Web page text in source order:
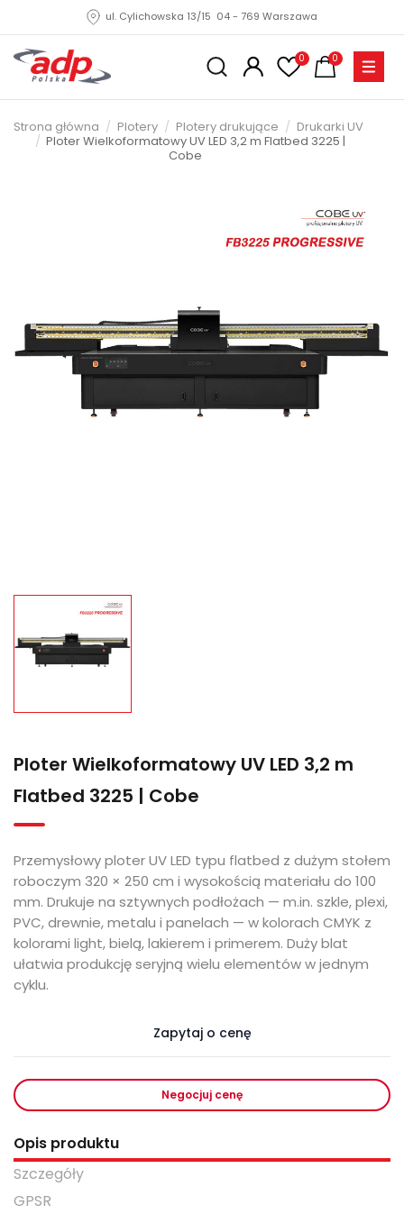
ul. Cylichowska 13/15 04 - 769 Warszawa
0 0
Strona główna Plotery Plotery drukujące
Drukarki UV
Ploter Wielkoformatowy UV LED 3,2 m Flatbed 3225 |
Cobe
Ploter Wielkoformatowy UV LED 3,2 m
Flatbed 3225 | Cobe
Przemysłowy ploter UV LED typu flatbed z dużym stołem
roboczym 320 × 250 cm i wysokością materiału do 100
mm. Drukuje na sztywnych podłożach — m.in. szkle, plexi,
PVC, drewnie, metalu i panelach — w kolorach CMYK z
kolorami light, bielą, lakierem i primerem. Duży blat
ułatwia produkcję seryjną wielu elementów w jednym
cyklu.
Zapytaj o cenę
Negocjuj cenę
Opis produktu
Szczegóły
GPSR